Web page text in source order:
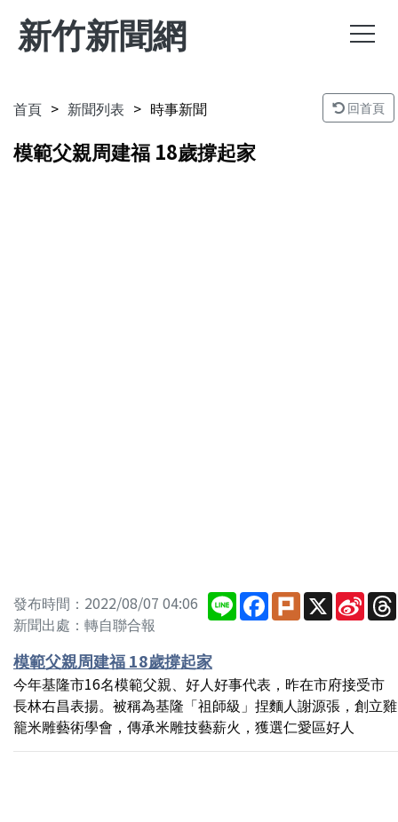
新竹新聞網
首頁 新聞列表 時事新聞 回首頁
模範父親周建福 18歲撐起家
發布時間：2022/08/07 04:06
新聞出處：轉自聯合報
Line Facebook
PlurkX Sina
模範父親周建福 18歲撐起家
今年基隆市16名模範父親、好人好事代表，昨在市府接受市
長林右昌表揚。被稱為基隆「祖師級」捏麵人謝源張，創立雞
籠米雕藝術學會，傳承米雕技藝薪火，獲選仁愛區好人